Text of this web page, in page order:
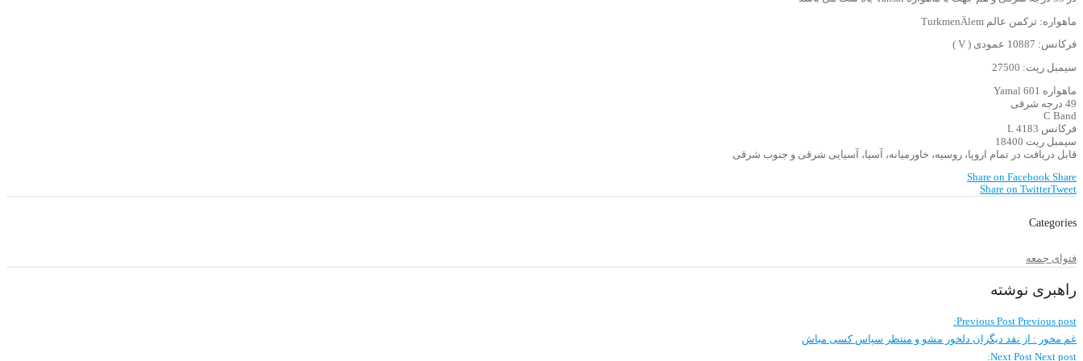
ماهواره: ترکمن عالم TurkmenÄlem
فرکانس: 10887 عمودی ( V )
سیمبل ریت: 27500
ماهواره Yamal 601
49 درجه شرقی
C Band
فرکانس 4183 L
سیمبل ریت 18400
قابل دریافت در تمام اروپا، روسیه، خاورمیانه، آسیا، آسیایی شرقی و جنوب شرقی
Share on Facebook Share
Share on TwitterTweet
Categories
فتوای جمعه
راهبری نوشته
Previous Post Previous post:
غم مخور : از نقد دیگران دلخور مشو و منتظر سپاس کسی مباش
Next Post Next post: